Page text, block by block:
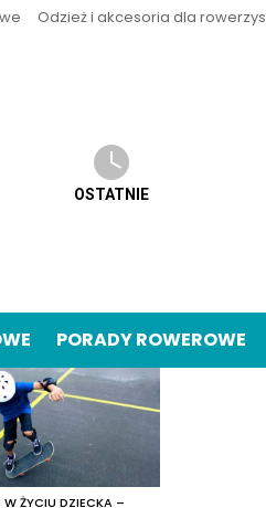
Odzież i akcesoria dla
OSTATNIE
PORADY ROWEROWE
W ŻYCIU DZIECKA –